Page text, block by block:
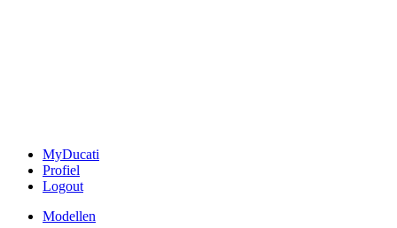
MyDucati
Profiel
Logout
Modellen